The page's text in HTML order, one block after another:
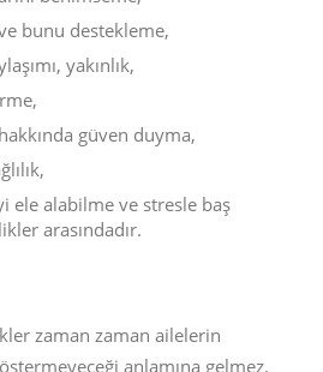
bunu destekleme,
yakınlık,
güven duyma,
ele alabilme ve stresle baş
arasındadır.
zaman zaman ailelerin
anlamına gelmez.